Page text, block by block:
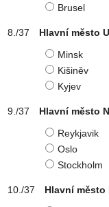
Brusel
Hlavní město
Minsk
Kišiněv
Kyjev
Hlavní město
Reykjavik
Oslo
Stockholm
Hlavní město